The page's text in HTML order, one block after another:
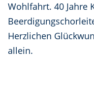
Wohlfahrt. 40 Jahre
Herzlichen
allein.